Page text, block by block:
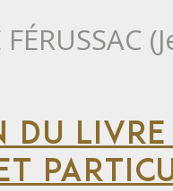
DU